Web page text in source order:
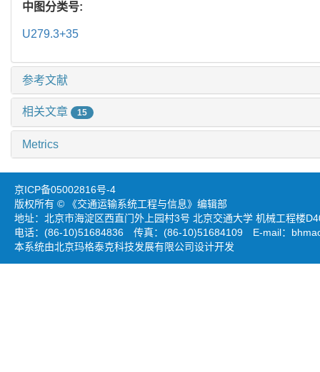
中图分类号:
U279.3+35
参考文献
相关文章 15
Metrics
京ICP备05002816号-4
版权所有 © 《交通运输系统工程与信息》编辑部
地址：北京市海淀区西直门外上园村3号 北京交通大学 机械工程楼
电话：(86-10)51684836 传真：(86-10)51684109 E-mail：
本系统由北京玛格泰克科技发展有限公司设计开发